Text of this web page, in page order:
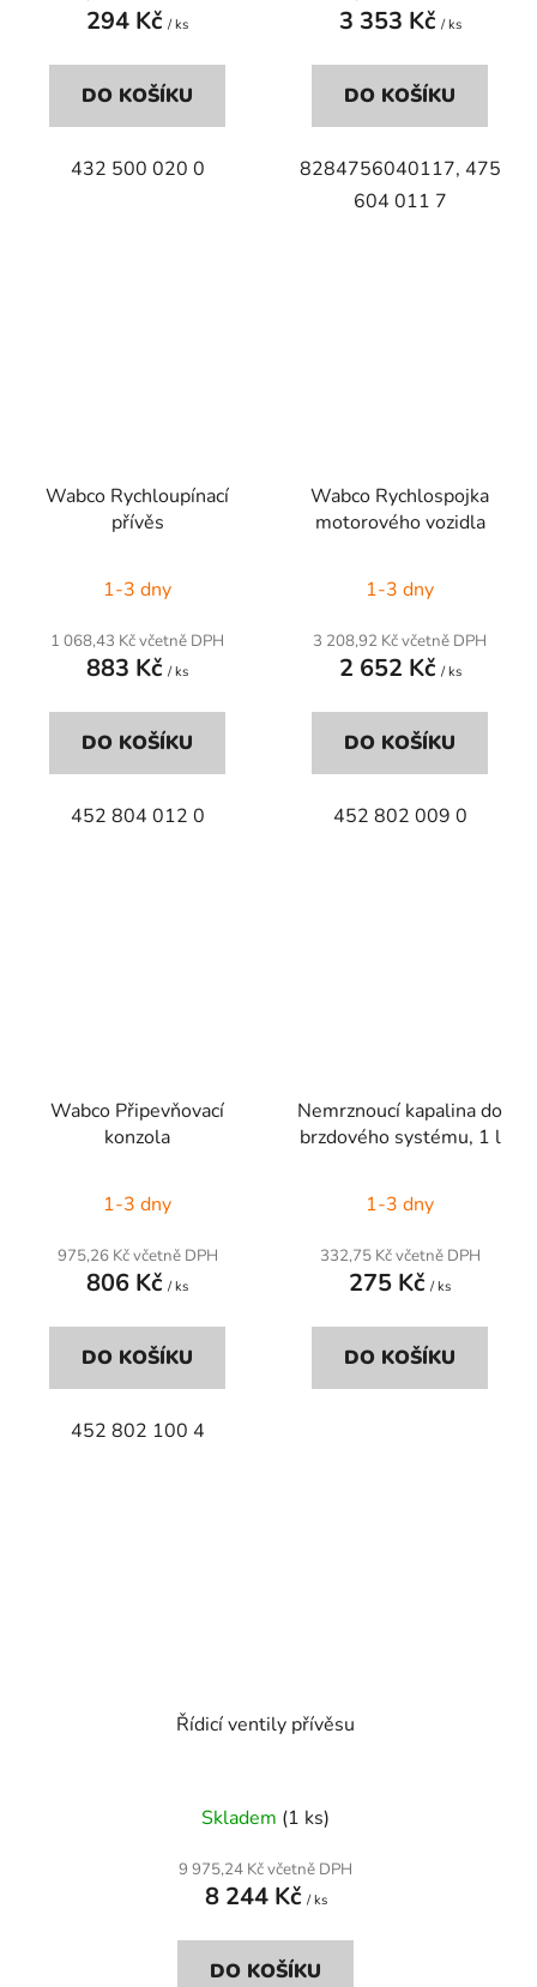
294 Kč / ks
DO KOŠÍKU
432 500 020 0
3 353 Kč / ks
DO KOŠÍKU
8284756040117, 475
604 011 7
Wabco Rychloupínací
přívěs
1-3 dny
1 068,43 Kč včetně DPH
883 Kč / ks
DO KOŠÍKU
452 804 012 0
Wabco Rychlospojka
motorového vozidla
1-3 dny
3 208,92 Kč včetně DPH
2 652 Kč / ks
DO KOŠÍKU
452 802 009 0
Wabco Připevňovací
konzola
1-3 dny
975,26 Kč včetně DPH
806 Kč / ks
DO KOŠÍKU
452 802 100 4
Nemrznoucí kapalina do
brzdového systému, 1 l
1-3 dny
332,75 Kč včetně DPH
275 Kč / ks
DO KOŠÍKU
Řídicí ventily přívěsu
Skladem (1 ks)
9 975,24 Kč včetně DPH
8 244 Kč / ks
DO KOŠÍKU